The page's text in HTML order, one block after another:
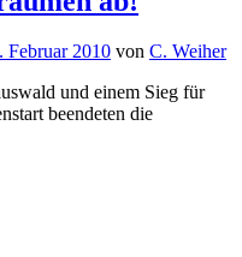
Februar 2010 von C. Weiher
und einem Sieg für
beendeten die